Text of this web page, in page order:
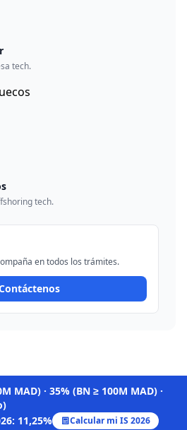
tech.
tech.
en todos los trámites.
MAD) · 35% (BN ≥ 100M MAD) ·
11,25%
Calcular mi IS 2026